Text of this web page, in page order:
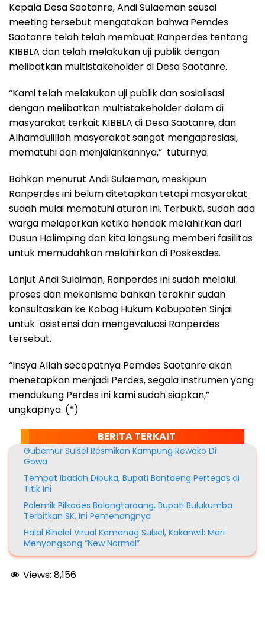
Kepala Desa Saotanre, Andi Sulaeman seusai
meeting tersebut mengatakan bahwa Pemdes
Saotanre telah telah membuat Ranperdes tentang
KIBBLA dan telah melakukan uji publik dengan
melibatkan multistakeholder di Desa Saotanre.
“Kami telah melakukan uji publik dan sosialisasi
dengan melibatkan multistakeholder dalam di
masyarakat terkait KIBBLA di Desa Saotanre, dan
Alhamdulillah masyarakat sangat mengapresiasi,
mematuhi dan menjalankannya,” tuturnya.
Bahkan menurut Andi Sulaeman, meskipun
Ranperdes ini belum ditetapkan tetapi masyarakat
sudah mulai mematuhi aturan ini. Terbukti, sudah ada
warga melaporkan ketika hendak melahirkan dari
Dusun Halimping dan kita langsung memberi fasilitas
untuk memudahkan melahirkan di Poskesdes.
Lanjut Andi Sulaiman, Ranperdes ini sudah melalui
proses dan mekanisme bahkan terakhir sudah
konsultasikan ke Kabag Hukum Kabupaten Sinjai
untuk asistensi dan mengevaluasi Ranperdes
tersebut.
“Insya Allah secepatnya Pemdes Saotanre akan
menetapkan menjadi Perdes, segala instrumen yang
mendukung Perdes ini kami sudah siapkan,”
ungkapnya. (*)
BERITA TERKAIT
Gubernur Sulsel Resmikan Kampung Rewako Di
Gowa
Tempat Ibadah Dibuka, Bupati Bantaeng Pertegas di
Titik Ini
Polemik Pilkades Balangtaroang, Bupati Bulukumba
Terbitkan SK, Ini Pemenangnya
Halal Bihalal Virual Kemenag Sulsel, Kakanwil: Mari
Menyongsong “New Normal”
Views: 8,156